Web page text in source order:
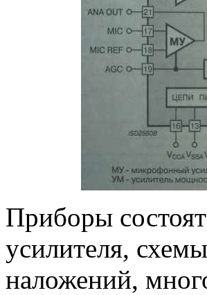
Приборы
усилителя,
наложений,